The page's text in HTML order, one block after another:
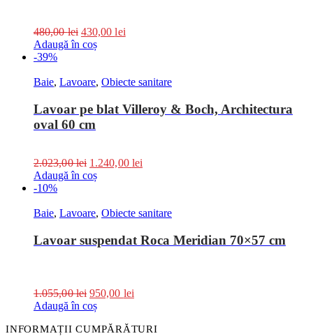
480,00lei 430,00lei
Adaugă în coș
-39%
Baie, Lavoare, Obiecte sanitare
Lavoar pe blat Villeroy & Boch, Architectura
oval 60 cm
2.023,00lei 1.240,00 lei
Adaugă în coș
-10%
Baie, Lavoare, Obiecte sanitare
Lavoar suspendat Roca Meridian 70×57 cm
1.055,00lei 950,00 lei
Adaugă în coș
INFORMAȚII CUMPĂRĂTURI